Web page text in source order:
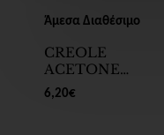
Άμεσα Διαθέσιμο
CREOLE
ACETONE
NAIL POLISH
6,20€